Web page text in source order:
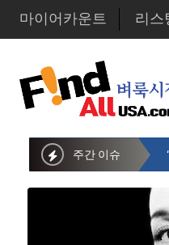
마이어카운트 리스
주간 이슈